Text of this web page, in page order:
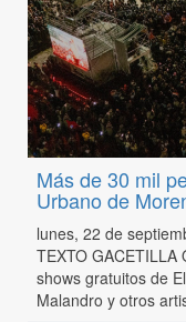
Más de 30 mil
Urbano de
lunes, 22 de
TEXTO
shows gratuitos de
Malandro y otros